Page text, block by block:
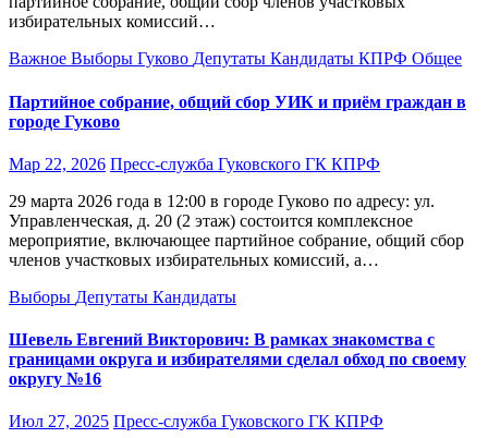
избирательных комиссий…
Важное Выборы Гуково Депутаты Кандидаты КПРФ Общее
Партийное собрание, общий сбор УИК и приём граждан в
городе Гуково
Мар 22, 2026 Пресс-служба Гуковского ГК КПРФ
29 марта 2026 года в 12:00 в городе Гуково по адресу: ул.
Управленческая, д. 20 (2 этаж) состоится комплексное
мероприятие, включающее партийное собрание, общий сбор
членов участковых избирательных комиссий, а…
Выборы Депутаты Кандидаты
Шевель Евгений Викторович: В рамках знакомства с
границами округа и избирателями сделал обход по своему
округу №16
Июл 27, 2025 Пресс-служба Гуковского ГК КПРФ